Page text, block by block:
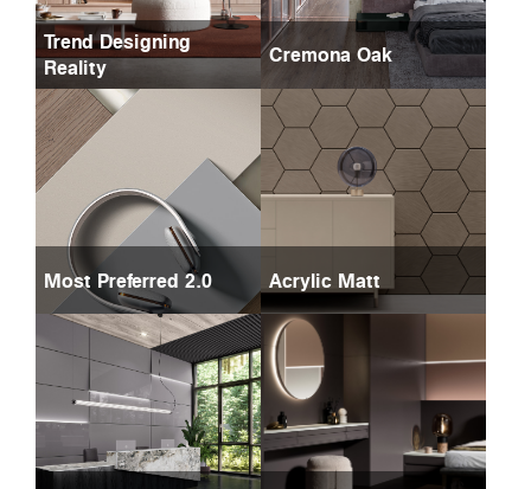
Trend Designing
Reality
Cremona Oak
Most Preferred 2.0 Acrylic Matt